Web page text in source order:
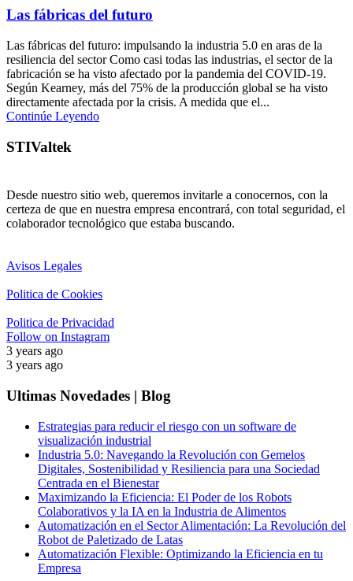
Las fábricas del futuro
Las fábricas del futuro: impulsando la industria 5.0 en aras de la
resiliencia del sector Como casi todas las industrias, el sector de la
fabricación se ha visto afectado por la pandemia del COVID-19.
Según Kearney, más del 75% de la producción global se ha visto
directamente afectada por la crisis. A medida que el...
Continúe Leyendo
STIValtek
Desde nuestro sitio web, queremos invitarle a conocernos, con la
certeza de que en nuestra empresa encontrará, con total seguridad, el
colaborador tecnológico que estaba buscando.
Avisos Legales
Politica de Cookies
Politica de Privacidad
Follow on Instagram
3 years ago
3 years ago
Ultimas Novedades | Blog
Estrategias para reducir el riesgo con un software de
visualización industrial
Industria 5.0: Navegando la Revolución con Gemelos
Digitales, Sostenibilidad y Resiliencia para una Sociedad
Centrada en el Bienestar
Maximizando la Eficiencia: El Poder de los Robots
Colaborativos y la IA en la Industria de Alimentos
Automatización en el Sector Alimentación: La Revolución del
Robot de Paletizado de Latas
Automatización Flexible: Optimizando la Eficiencia en tu
Empresa